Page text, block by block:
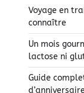
Voyage en
connaître
Un mois
lactose ni
Guide